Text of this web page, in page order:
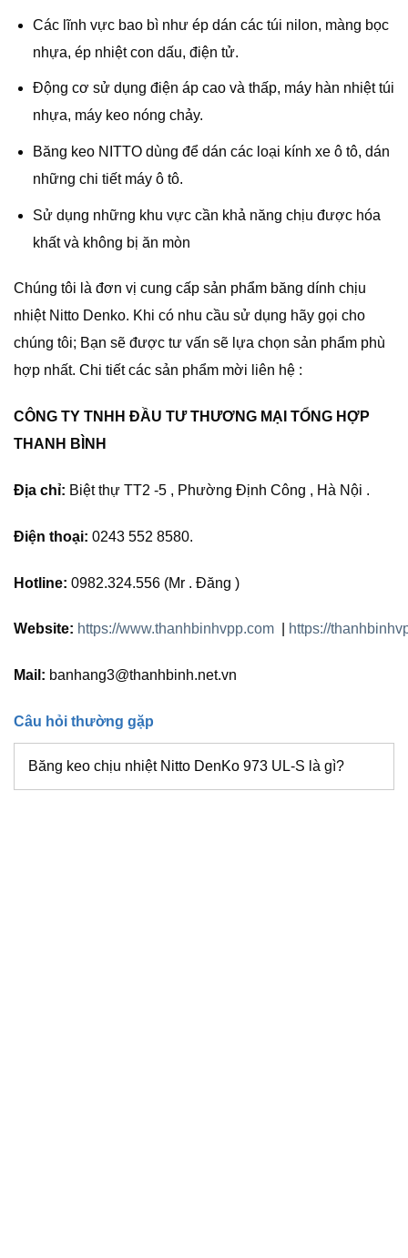
Các lĩnh vực bao bì như ép dán các túi nilon, màng bọc
nhựa, ép nhiệt con dấu, điện tử.
Động cơ sử dụng điện áp cao và thấp, máy hàn nhiệt túi
nhựa, máy keo nóng chảy.
Băng keo NITTO dùng để dán các loại kính xe ô tô, dán
những chi tiết máy ô tô.
Sử dụng những khu vực cần khả năng chịu được hóa
khất và không bị ăn mòn
Chúng tôi là đơn vị cung cấp sản phẩm băng dính chịu
nhiệt Nitto Denko. Khi có nhu cầu sử dụng hãy gọi cho
chúng tôi; Bạn sẽ được tư vấn sẽ lựa chọn sản phẩm phù
hợp nhất. Chi tiết các sản phẩm mời liên hệ :
CÔNG TY TNHH ĐẦU TƯ THƯƠNG MẠI TỔNG HỢP
THANH BÌNH
Địa chỉ: Biệt thự TT2 -5 , Phường Định Công , Hà Nội .
Điện thoại: 0243 552 8580.
Hotline: 0982.324.556 (Mr . Đăng )
Website: https://www.thanhbinhvpp.com https://
Mail: banhang3@thanhbinh.net.vn
Câu hỏi thường gặp
Băng keo chịu nhiệt Nitto DenKo 973 UL-S là gì?